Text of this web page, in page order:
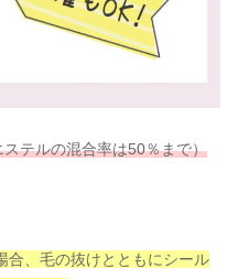
テルの混合率は50％まで）
、毛の抜けとともにシール